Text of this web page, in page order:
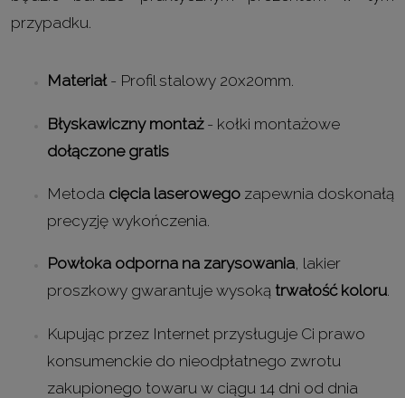
przypadku.
Materiał- Profil stalowy 20x20mm.
Błyskawiczny montaż- kołki montażowe
dołączone gratis
Metoda cięcia laserowego zapewnia doskonałą
precyzję wykończenia.
Powłoka odporna na zarysowania, lakier
proszkowy gwarantuje wysoką trwałość koloru.
Kupując przez Internet przysługuje Ci prawo
konsumenckie do nieodpłatnego zwrotu
zakupionego towaru w ciągu 14 dni od dnia